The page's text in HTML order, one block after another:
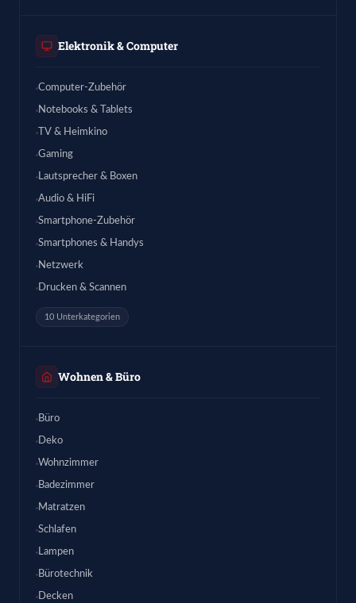
Elektronik & Computer
Computer-Zubehör
Notebooks & Tablets
TV & Heimkino
Gaming
Lautsprecher & Boxen
Audio & HiFi
Smartphone-Zubehör
Smartphones & Handys
Netzwerk
Drucken & Scannen
10 Unterkategorien
Wohnen & Büro
Büro
Deko
Wohnzimmer
Badezimmer
Matratzen
Schlafen
Lampen
Bürotechnik
Decken